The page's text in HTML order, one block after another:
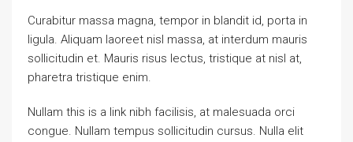
Curabitur massa magna, tempor in blandit id, porta in
ligula. Aliquam laoreet nisl massa, at interdum mauris
sollicitudin et. Mauris risus lectus, tristique at nisl at,
pharetra tristique enim.
Nullam this is a link nibh facilisis, at malesuada orci
congue. Nullam tempus sollicitudin cursus. Nulla elit